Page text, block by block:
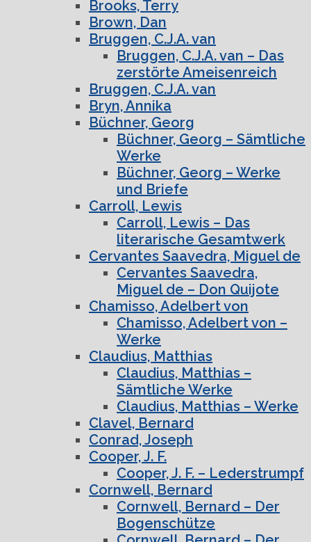
Brooks, Terry
Brown, Dan
Bruggen, C.J.A. van
Bruggen, C.J.A. van – Das
zerstörte Ameisenreich
Bruggen, C.J.A. van
Bryn, Annika
Büchner, Georg
Büchner, Georg – Sämtliche
Werke
Büchner, Georg – Werke
und Briefe
Carroll, Lewis
Carroll, Lewis – Das
literarische Gesamtwerk
Cervantes Saavedra, Miguel de
Cervantes Saavedra,
Miguel de – Don Quijote
Chamisso, Adelbert von
Chamisso, Adelbert von –
Werke
Claudius, Matthias
Claudius, Matthias –
Sämtliche Werke
Claudius, Matthias – Werke
Clavel, Bernard
Conrad, Joseph
Cooper, J. F.
Cooper, J. F. – Lederstrumpf
Cornwell, Bernard
Cornwell, Bernard – Der
Bogenschütze